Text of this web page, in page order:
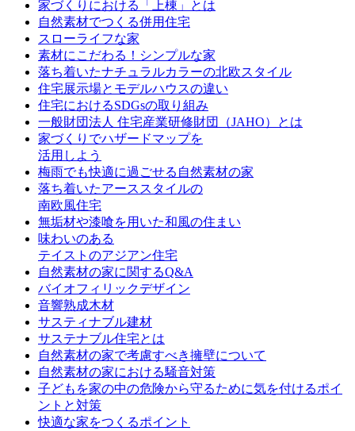
家づくりにおける「上棟」とは
自然素材でつくる併用住宅
スローライフな家
素材にこだわる！シンプルな家
落ち着いたナチュラルカラーの北欧スタイル
住宅展示場とモデルハウスの違い
住宅におけるSDGsの取り組み
一般財団法人 住宅産業研修財団（JAHO）とは
家づくりでハザードマップを
活用しよう
梅雨でも快適に過ごせる自然素材の家
落ち着いたアーススタイルの
南欧風住宅
無垢材や漆喰を用いた和風の住まい
味わいのある
テイストのアジアン住宅
自然素材の家に関するQ&A
バイオフィリックデザイン
音響熟成木材
サスティナブル建材
サステナブル住宅とは
自然素材の家で考慮すべき擁壁について
自然素材の家における騒音対策
子どもを家の中の危険から守るために気を付けるポイ
ントと対策
快適な家をつくるポイント